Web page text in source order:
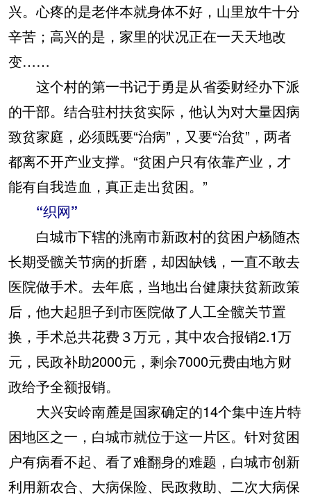
兴。心疼的是老伴本就身体不好，山里放牛十分
辛苦；高兴的是，家里的状况正在一天天地改
变……
这个村的第一书记于勇是从省委财经办下派
的干部。结合驻村扶贫实际，他认为对大量因病
致贫家庭，必须既要“治病”，又要“治贫”，两者
都离不开产业支撑。“贫困户只有依靠产业，才
能有自我造血，真正走出贫困。”
“织网”
白城市下辖的洮南市新政村的贫困户杨随杰
长期受髋关节病的折磨，却因缺钱，一直不敢去
医院做手术。去年底，当地出台健康扶贫新政策
后，他大起胆子到市医院做了人工全髋关节置
换，手术总共花费３万元，其中农合报销2.1万
元，民政补助2000元，剩余7000元费由地方财
政给予全额报销。
大兴安岭南麓是国家确定的14个集中连片特
困地区之一，白城市就位于这一片区。针对贫困
户有病看不起、看了难翻身的难题，白城市创新
利用新农合、大病保险、民政救助、二次大病保